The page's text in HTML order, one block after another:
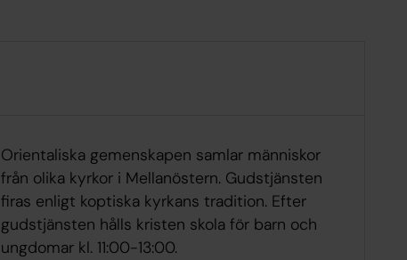
Orientaliska gemenskapen samlar människor
från olika kyrkor i Mellanöstern. Gudstjänsten
firas enligt koptiska kyrkans tradition. Efter
gudstjänsten hålls kristen skola för barn och
ungdomar kl. 11:00-13:00.